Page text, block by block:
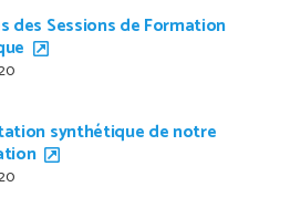
des Sessions de Formation
synthétique de notre